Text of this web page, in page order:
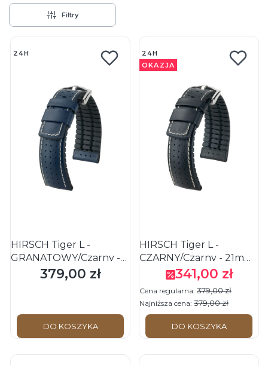
Filtry
24H
HIRSCH Tiger L -
GRANATOWY/Czarny -
22mm - Skórzano-
kauczukowy pasek do
Cena
379,00 zł
DO KOSZYKA
24H
OKAZJA
HIRSCH Tiger L -
CZARNY/Czarny - 21mm
- Skórzano-kauczukowy
pasek do zegarka
Cena promocyjna
341,00 zł
Cena regularna: 379,00 zł
Najniższa cena: 379,00 zł
DO KOSZYKA